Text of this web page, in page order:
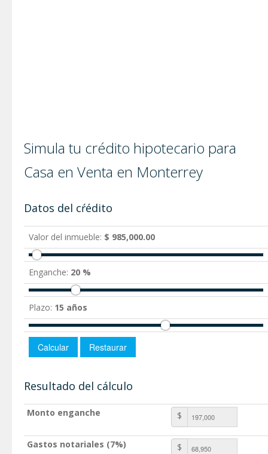
Simula tu crédito hipotecario para
Casa en Venta en Monterrey
Datos del cŕédito
Valor del inmueble: $ 985,000.00
Enganche: 20 %
Plazo: 15 años
Resultado del cálculo
Monto enganche $
Gastos notariales (7%) $